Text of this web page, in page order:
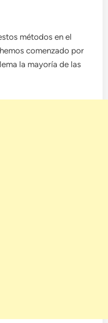
métodos en el
comenzado por
la mayoría de las